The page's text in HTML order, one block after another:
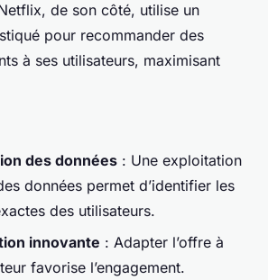
de son côté, utilise un
pour recommander des
à ses utilisateurs, maximisant
des données : Une exploitation
données permet d’identifier les
des utilisateurs.
innovante : Adapter l’offre à
favorise l’engagement.